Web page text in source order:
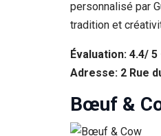
personnalisé par
tradition et
Évaluation: 4.4/
Adresse: 2 Rue
Bœuf &
personnalisés.